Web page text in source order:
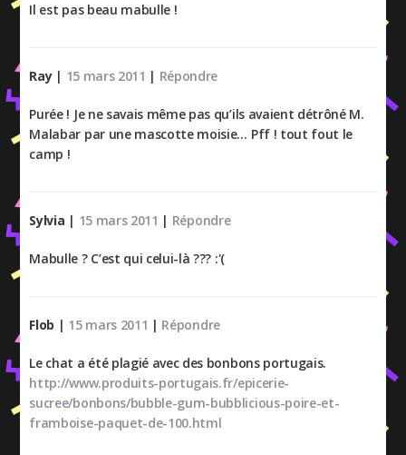
Il est pas beau mabulle !
Ray | 15 mars 2011 | Répondre
Purée ! Je ne savais même pas qu’ils avaient détrôné M.
Malabar par une mascotte moisie… Pff ! tout fout le
camp !
Sylvia | 15 mars 2011 | Répondre
Mabulle ? C’est qui celui-là ??? :'(
Flob | 15 mars 2011 | Répondre
Le chat a été plagié avec des bonbons portugais.
http://www.produits-portugais.fr/epicerie-
sucree/bonbons/bubble-gum-bubblicious-poire-et-
framboise-paquet-de-100.html